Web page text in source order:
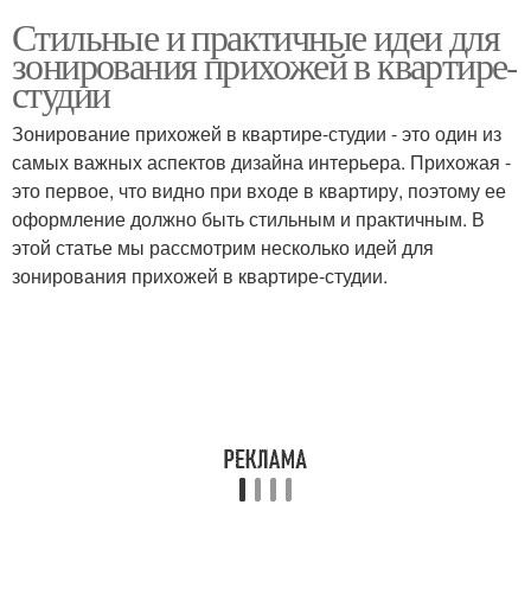
Стильные и практичные идеи для
зонирования прихожей в квартире-
студии
Зонирование прихожей в квартире-студии - это один из
самых важных аспектов дизайна интерьера. Прихожая -
это первое, что видно при входе в квартиру, поэтому ее
оформление должно быть стильным и практичным. В
этой статье мы рассмотрим несколько идей для
зонирования прихожей в квартире-студии.